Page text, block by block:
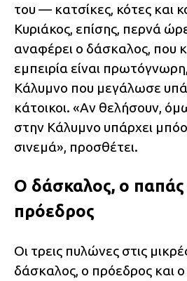
του — κατσίκες, κότες και
Κυριάκος, επίσης, περνά
αναφέρει ο δάσκαλος, που
εμπειρία είναι
Κάλυμνο που μεγάλωσε
κάτοικοι. «Αν θελήσουν,
στην Κάλυμνο υπάρχει
σινεμά», προσθέτει.
Ο δάσκαλος, ο παπάς
πρόεδρος
Οι τρεις πυλώνες στις
δάσκαλος, ο πρόεδρος και